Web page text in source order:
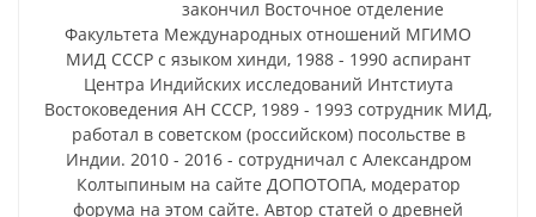
закончил Восточное отделение
Факультета Международных отношений МГИМО
МИД СССР с языком хинди, 1988 - 1990 аспирант
Центра Индийских исследований Интстиута
Востоковедения АН СССР, 1989 - 1993 сотрудник МИД,
работал в советском (российском) посольстве в
Индии. 2010 - 2016 - сотрудничал с Александром
Колтыпиным на сайте ДОПОТОПА, модератор
форума на этом сайте. Автор статей о древней